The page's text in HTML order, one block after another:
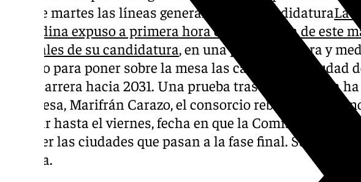
de este martes las líneas generales de su candidaturaLa
granadina expuso a primera hora de la mañana de este
generales de su candidatura, en una prueba de hora y
servido para poner sobre la mesa las cartas de la ciudad
en la carrera hacia 2031. Una prueba tras la que, según ha
alcaldesa, Marifrán Carazo, el consorcio rebosa
esperar hasta el viernes, fecha en que la Comisión
conocer las ciudades que pasan a la fase final. Su suerte,
echada.